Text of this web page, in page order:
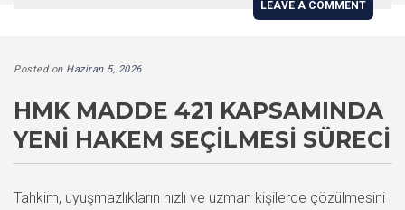
LEAVE A COMMENT
Posted on Haziran 5, 2026
HMK MADDE 421 KAPSAMINDA
YENI HAKEM SEÇILMESI SÜRECI
Tahkim, uyuşmazlıkların hızlı ve uzman kişilerce çözülmesini